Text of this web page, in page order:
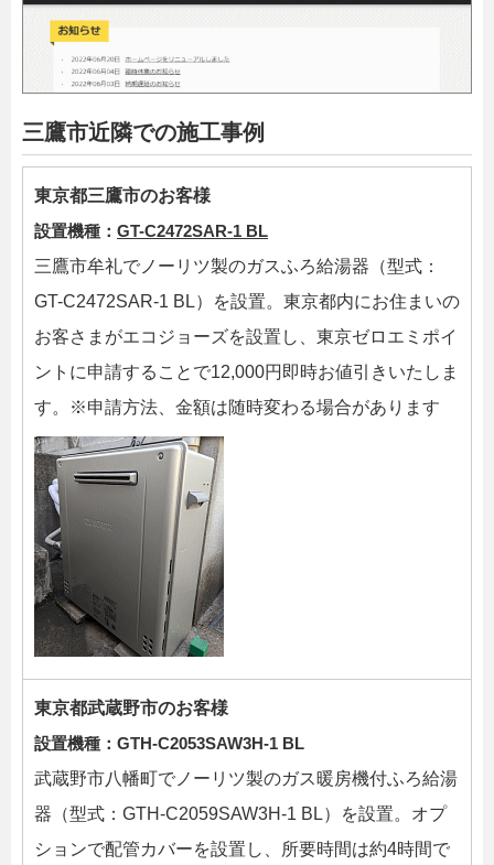
三鷹市近隣での施工事例
東京都三鷹市のお客様
設置機種： GT-C2472SAR-1 BL
三鷹市牟礼でノーリツ製のガスふろ給湯器（型式：
GT-C2472SAR-1 BL）を設置。東京都内にお住まいの
お客さまがエコジョーズを設置し、東京ゼロエミポイ
ントに申請することで12,000円即時お値引きいたしま
す。※申請方法、金額は随時変わる場合があります
東京都武蔵野市のお客様
設置機種：GTH-C2053SAW3H-1 BL
武蔵野市八幡町でノーリツ製のガス暖房機付ふろ給湯
器（型式：GTH-C2059SAW3H-1 BL）を設置。オプ
ションで配管カバーを設置し、所要時間は約4時間で